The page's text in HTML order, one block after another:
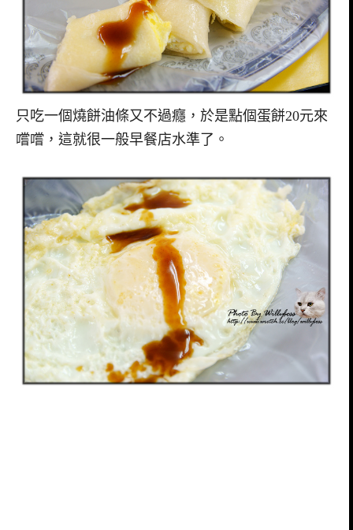
只吃一個燒餅油條又不過癮，於是點個蛋餅20元來
嚐嚐，這就很一般早餐店水準了。